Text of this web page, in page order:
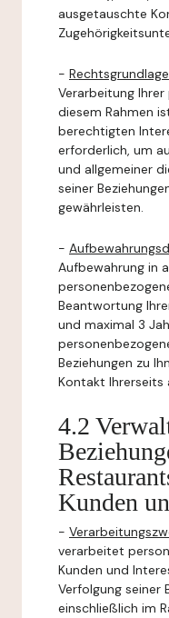
ausgetauschte
-
Verarbeitung
diesem Rahmen
berechtigten
erforderlich, um
und allgemeiner
seiner
gewährleisten.
-
Aufbewahrung in
Beantwortung
und maximal 3
Beziehungen zu
Kontakt Ihrerseits
4.2
Kunden
-
verarbeitet
Kunden und
Verfolgung seiner
einschließlich im